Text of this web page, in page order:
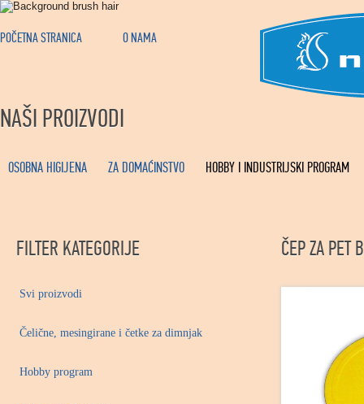
POČETNA STRANICA O NAMA
NAŠI PROIZVODI
OSOBNA HIGIJENA ZA DOMAĆINSTVO HOBBY I INDUSTRIJSKI PROGRAM
FILTER KATEGORIJE
Svi proizvodi
Čelične, mesingirane i četke za dimnjak
Hobby program
ČEP ZA PET